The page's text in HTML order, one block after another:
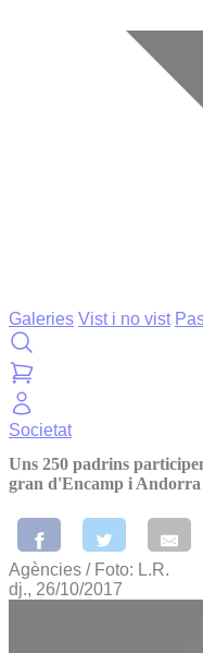
Galeries Vist i no vist
Societat
Uns 250 padrins
gran d'Encamp i Andorra
Agències / Foto: L.R.
dj., 26/10/2017